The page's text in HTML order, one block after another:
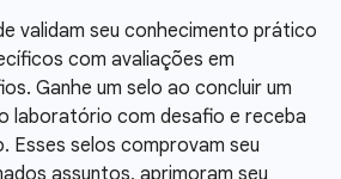
validam seu conhecimento prático
com avaliações em
Ganhe um selo ao concluir um
laboratório com desafio e receba
Esses selos comprovam seu
assuntos, aprimoram seu